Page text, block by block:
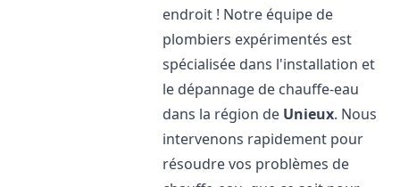
endroit ! Notre équipe de
plombiers expérimentés est
spécialisée dans l'installation et
le dépannage de chauffe-eau
dans la région de Unieux. Nous
intervenons rapidement pour
résoudre vos problèmes de